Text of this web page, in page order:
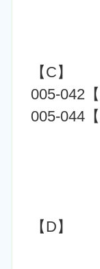
【C】
005-042【
005-044【
【D】